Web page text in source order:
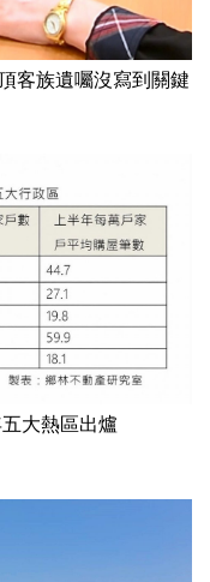
客族遺囑沒寫到關鍵
大熱區出爐